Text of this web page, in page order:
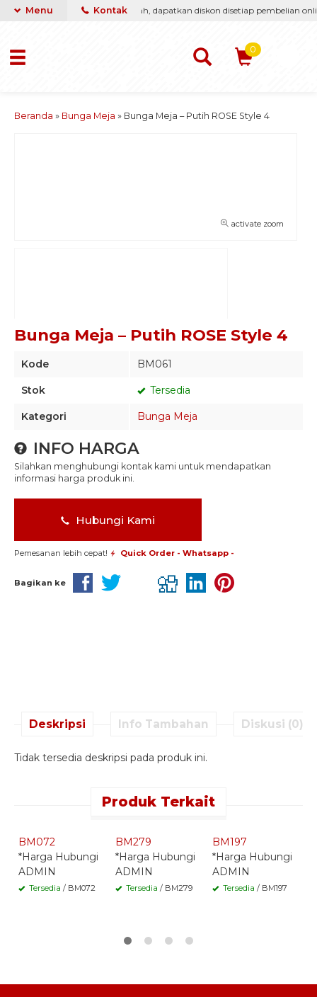
berikan yang terbaik & termurah, dapatkan diskon disetiap pembelian
Menu Kontak
0
Beranda » Bunga Meja » Bunga Meja – Putih ROSE Style 4
activate zoom
Bunga Meja – Putih ROSE Style 4
Kode BM061
Stok Tersedia
Kategori Bunga Meja
INFO HARGA
Silahkan menghubungi kontak kami untuk mendapatkan
informasi harga produk ini.
Hubungi Kami
Pemesanan lebih cepat! Quick Order - Whatsapp -
Bagikan ke
Deskripsi Info Tambahan Diskusi (0)
Tidak tersedia deskripsi pada produk ini.
Produk Terkait
BM072
*Harga Hubungi
ADMIN
Tersedia / BM072
Quick Order -
BM279
*Harga Hubungi
ADMIN
Tersedia / BM279
BM197
*Harga Hubungi
ADMIN
Tersedia / BM197